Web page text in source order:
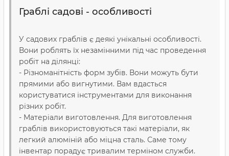
Граблі садові - особливості
У садових граблів є деякі унікальні особливості.
Вони роблять їх незамінними під час проведення
робіт на ділянці:
- Різноманітність форм зубів. Вони можуть бути
прямими або вигнутими. Вам вдасться
користуватися інструментами для виконання
різних робіт.
- Матеріали виготовлення. Для виготовлення
граблів використовуються такі матеріали, як
легкий алюміній або міцна сталь. Саме тому
інвентар порадує тривалим терміном служби.